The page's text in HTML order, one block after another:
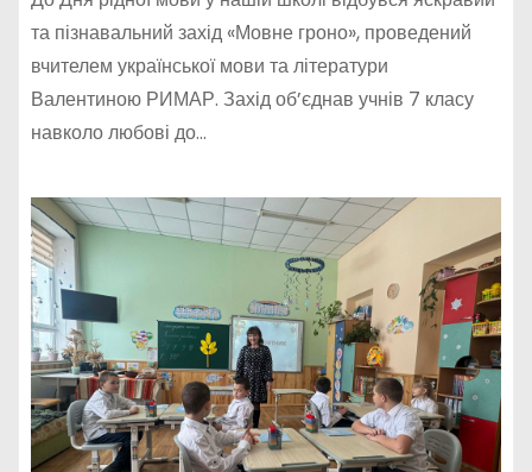
та пізнавальний захід «Мовне гроно», проведений
вчителем української мови та літератури
Валентиною РИМАР. Захід об’єднав учнів 7 класу
навколо любові до…